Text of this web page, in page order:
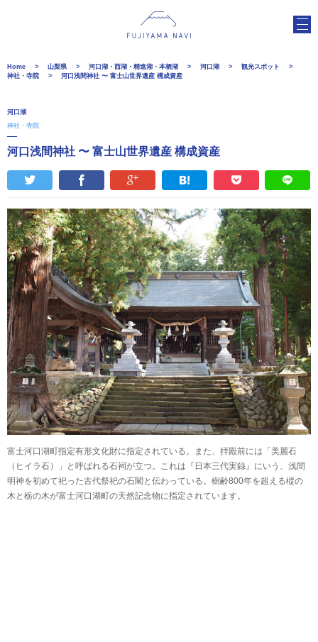
Home 山梨県 河口湖・西湖・精進湖・本栖湖 河口湖
観光スポット
神社・寺院
河口浅間神社 〜 富士山世界遺産 構成資産
河口湖
神社・寺院
河口浅間神社 〜 富士山世界遺産 構成資産
富士河口湖町指定有形文化財に指定されている。また、拝殿前には「美麗石
（ヒイラ石）」と呼ばれる石祠が立つ。これは『日本三代実録』にいう、浅間
明神を初めて祀った古代祭祀の石閣と伝わっている。樹齢800年を超える樅の
木と栃の木が富士河口湖町の天然記念物に指定されています。